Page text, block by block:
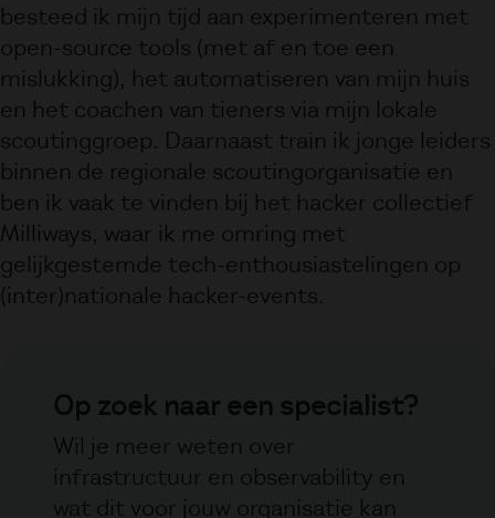
besteed ik mijn tijd aan experimenteren met
open-source tools (met af en toe een
mislukking), het automatiseren van mijn huis
en het coachen van tieners via mijn lokale
scoutinggroep. Daarnaast train ik jonge leiders
binnen de regionale scoutingorganisatie en
ben ik vaak te vinden bij het hacker collectief
Milliways, waar ik me omring met
gelijkgestemde tech-enthousiastelingen op
(inter)nationale hacker-events.
Op zoek naar een specialist?
Wil je meer weten over
infrastructuur en observability en
wat dit voor jouw organisatie kan